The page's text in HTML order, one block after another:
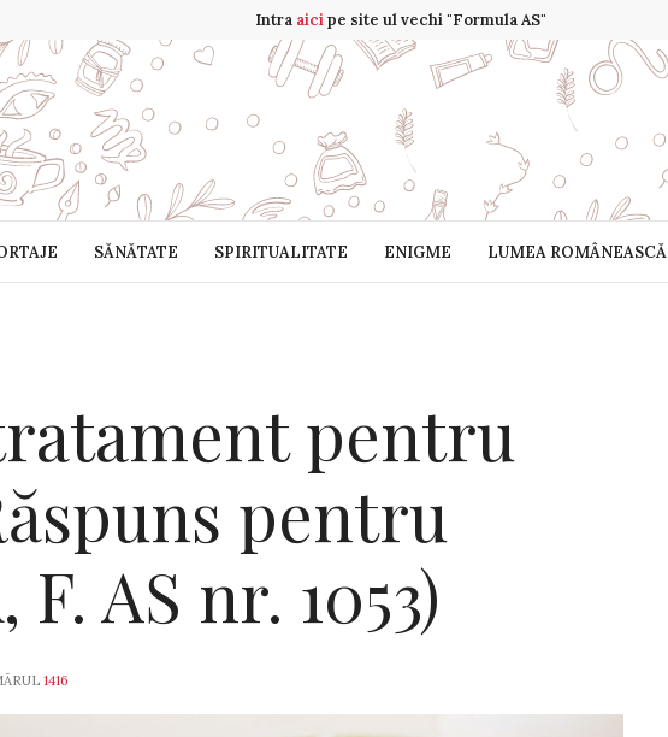
Intra aicipe site ul vechi "Formula AS"
SĂNĂTATE SPIRITUALITATE ENIGME LUMEA ROMÂNEASCĂ
pentru
pentru
AS nr. 1053)
1416